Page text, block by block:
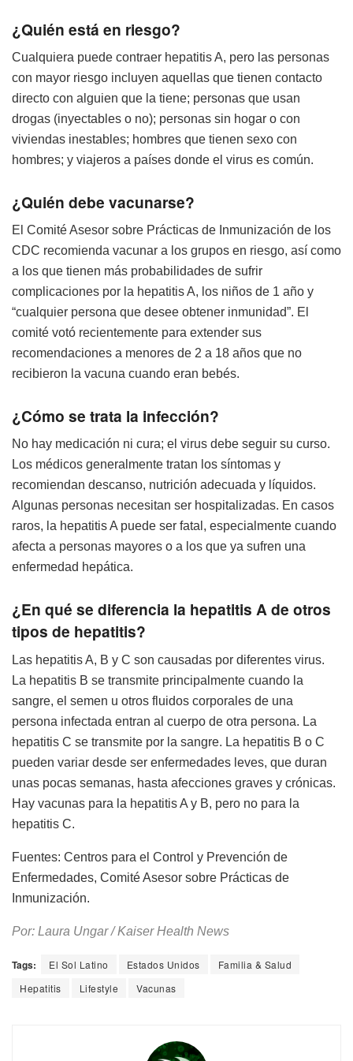
¿Quién está en riesgo?
Cualquiera puede contraer hepatitis A, pero las personas
con mayor riesgo incluyen aquellas que tienen contacto
directo con alguien que la tiene; personas que usan
drogas (inyectables o no); personas sin hogar o con
viviendas inestables; hombres que tienen sexo con
hombres; y viajeros a países donde el virus es común.
¿Quién debe vacunarse?
El Comité Asesor sobre Prácticas de Inmunización de los
CDC recomienda vacunar a los grupos en riesgo, así como
a los que tienen más probabilidades de sufrir
complicaciones por la hepatitis A, los niños de 1 año y
“cualquier persona que desee obtener inmunidad”. El
comité votó recientemente para extender sus
recomendaciones a menores de 2 a 18 años que no
recibieron la vacuna cuando eran bebés.
¿Cómo se trata la infección?
No hay medicación ni cura; el virus debe seguir su curso.
Los médicos generalmente tratan los síntomas y
recomiendan descanso, nutrición adecuada y líquidos.
Algunas personas necesitan ser hospitalizadas. En casos
raros, la hepatitis A puede ser fatal, especialmente cuando
afecta a personas mayores o a los que ya sufren una
enfermedad hepática.
¿En qué se diferencia la hepatitis A de otros
tipos de hepatitis?
Las hepatitis A, B y C son causadas por diferentes virus.
La hepatitis B se transmite principalmente cuando la
sangre, el semen u otros fluidos corporales de una
persona infectada entran al cuerpo de otra persona. La
hepatitis C se transmite por la sangre. La hepatitis B o C
pueden variar desde ser enfermedades leves, que duran
unas pocas semanas, hasta afecciones graves y crónicas.
Hay vacunas para la hepatitis A y B, pero no para la
hepatitis C.
Fuentes: Centros para el Control y Prevención de
Enfermedades, Comité Asesor sobre Prácticas de
Inmunización.
Por: Laura Ungar / Kaiser Health News
Tags: El Sol Latino Estados Unidos
Familia & Salud
Hepatitis
Lifestyle Vacunas